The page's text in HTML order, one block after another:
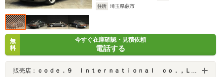
住所
埼玉県蕨市
無
料
今すぐ在庫確認・見積依頼
電話する
販売店： ｃｏｄｅ．９ Ｉｎｔｅｒｎａｔｉｏｎａｌ ｃｏ．，Ｌｔｄ．